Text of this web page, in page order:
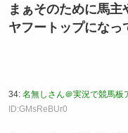
まぁそのために馬
ヤフートップになっ
34: 名無しさん＠実況で競馬板
ID:GMsReBUr0